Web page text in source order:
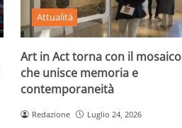
Attualità
Art in Act torna con il mosaico
che unisce memoria e
contemporaneità
Redazione Luglio 24, 2026